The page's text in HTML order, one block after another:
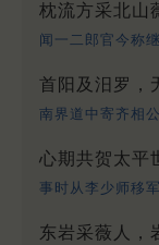
枕流方采北山
闻一二郎官今称
首阳及汨罗，
南界道中寄齐相公
心期共贺太平
事时从李少师移
东岩采薇人，